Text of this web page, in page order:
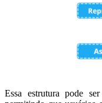
Essa estrutura pode